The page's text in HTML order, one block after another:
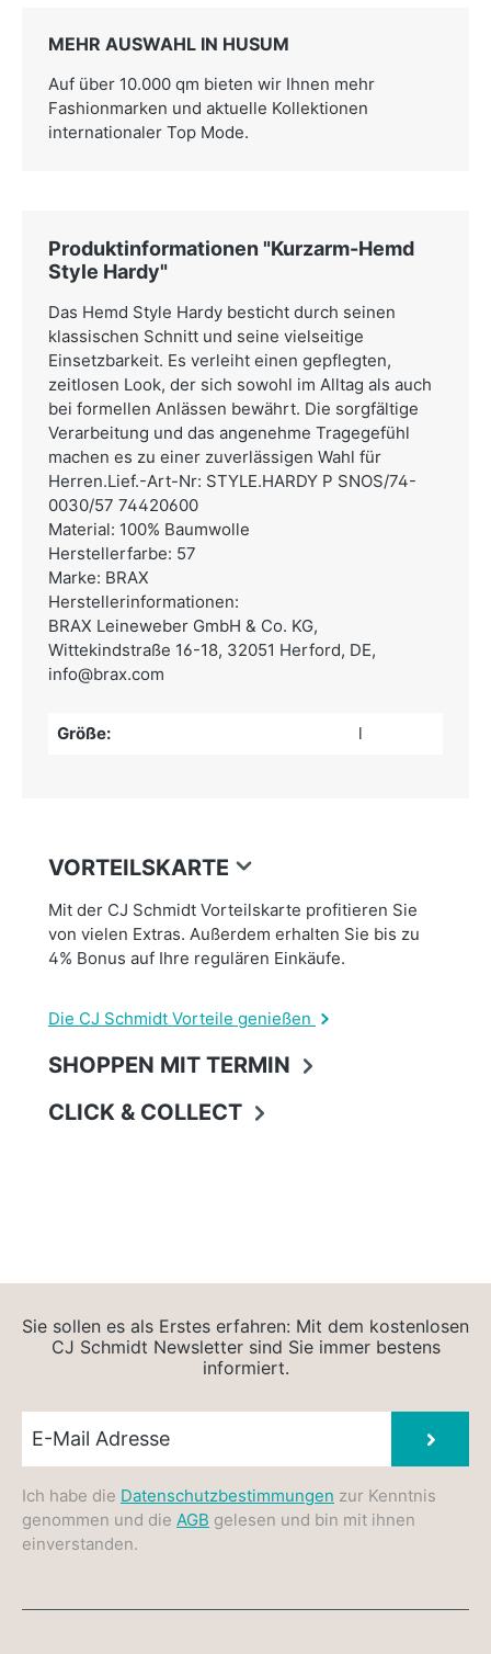
MEHR AUSWAHL IN HUSUM
Auf über 10.000 qm bieten wir Ihnen mehr
Fashionmarken und aktuelle Kollektionen
internationaler Top Mode.
Produktinformationen "Kurzarm-Hemd
Style Hardy"
Das Hemd Style Hardy besticht durch seinen
klassischen Schnitt und seine vielseitige
Einsetzbarkeit. Es verleiht einen gepflegten,
zeitlosen Look, der sich sowohl im Alltag als auch
bei formellen Anlässen bewährt. Die sorgfältige
Verarbeitung und das angenehme Tragegefühl
machen es zu einer zuverlässigen Wahl für
Herren.Lief.-Art-Nr: STYLE.HARDY P SNOS/74-
0030/57 74420600
Material: 100% Baumwolle
Herstellerfarbe: 57
Marke: BRAX
Herstellerinformationen:
BRAX Leineweber GmbH & Co. KG,
Wittekindstraße 16-18, 32051 Herford, DE,
info@brax.com
Größe: l
VORTEILSKARTE
Mit der CJ Schmidt Vorteilskarte profitieren Sie
von vielen Extras. Außerdem erhalten Sie bis zu
4% Bonus auf Ihre regulären Einkäufe.
Die CJ Schmidt Vorteile genießen
SHOPPEN MIT TERMIN
CLICK & COLLECT
Sie sollen es als Erstes erfahren: Mit dem kostenlosen
CJ Schmidt Newsletter sind Sie immer bestens
informiert.
Ich habe die Datenschutzbestimmungen zur Kenntnis
genommen und die AGB gelesen und bin mit ihnen
einverstanden.